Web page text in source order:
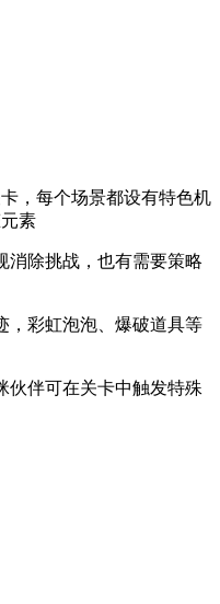
，每个场景都设有特色机
素
消除挑战，也有需要策略
，彩虹泡泡、爆破道具等
伙伴可在关卡中触发特殊